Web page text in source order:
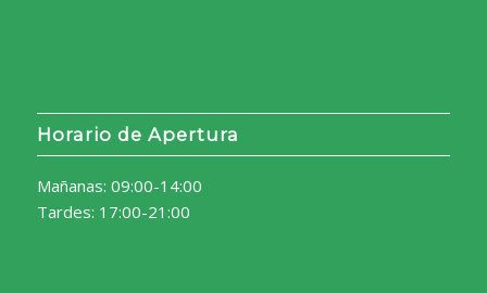
Horario de Apertura
Mañanas: 09:00-14:00
Tardes: 17:00-21:00